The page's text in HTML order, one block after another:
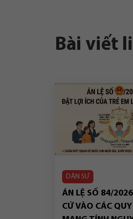
Bài viết
DÂN SỰ
ÁN LỆ SỐ 84/
CỨ VÀO CÁC